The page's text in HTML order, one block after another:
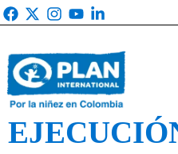
Saltar
al